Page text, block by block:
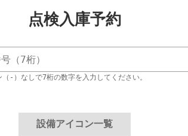
点検入庫予約
‐）なしで7桁の数字を入力してください。
設備アイコン一覧